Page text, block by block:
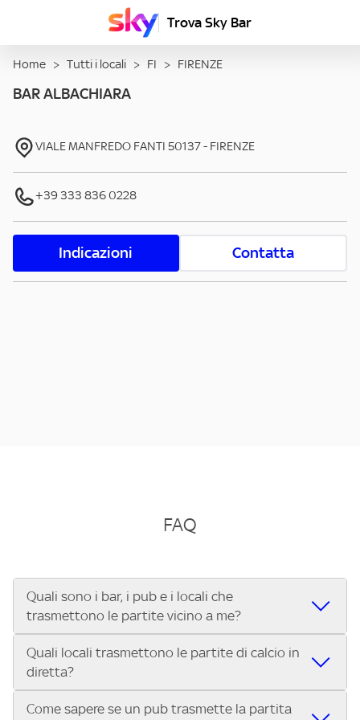
Trova Sky Bar
Home > Tutti i locali > FI > FIRENZE
BAR ALBACHIARA
VIALE MANFREDO FANTI 50137- FIRENZE
+39 333 836 0228
Indicazioni Contatta
FAQ
Quali sono i bar, i pub e i locali che
trasmettono le partite vicino a me?
Se cerchi un bar, pub, ristorante o locale vicino a te per
vedere le partite di Serie A ENILIVE, la Serie C Sky Wifi, la
UEFA Champions League, la UEFA Europa League, la UEFA
Conference League, il Tennis, la Formula 1®, la MotoGP™ e
Quali locali trasmettono le partite di calcio in
diretta?
Vuoi sapere quali bar, pub o ristoranti mostrano le partite
Come sapere se un pub trasmette la partita